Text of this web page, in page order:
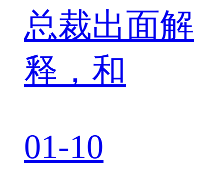
总裁出面解
释，和
01-10